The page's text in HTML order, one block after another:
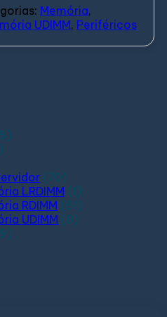
Memória,
UDIMM, Periféricos
(70)
LRDIMM (1)
RDIMM (61)
UDIMM (8)